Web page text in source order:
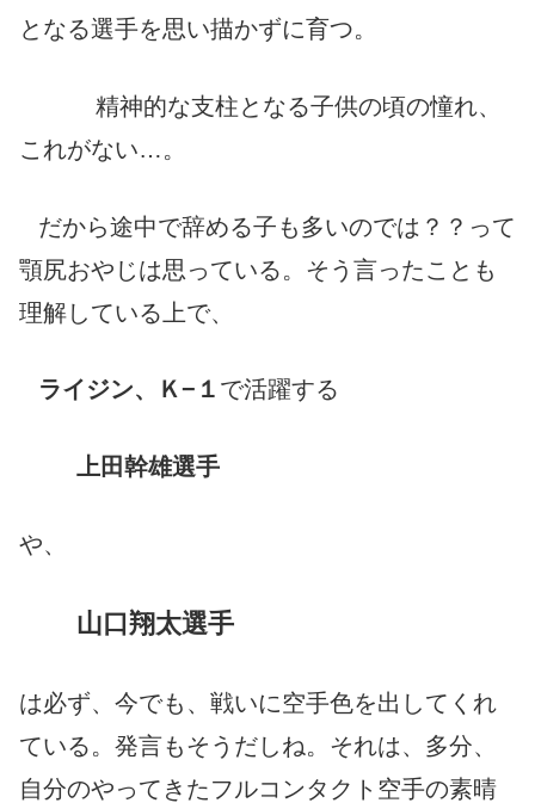
となる選手を思い描かずに育つ。
精神的な支柱となる子供の頃の憧れ、
これがない…。
だから途中で辞める子も多いのでは？？って
顎尻おやじは思っている。そう言ったことも
理解している上で、
ライジン、Ｋ−１ で活躍する
上田幹雄選手
や、
山口翔太選手
は必ず、今でも、戦いに空手色を出してくれ
ている。 発言もそうだしね。 それは、多分、
自分のやってきたフルコンタクト空手の素晴